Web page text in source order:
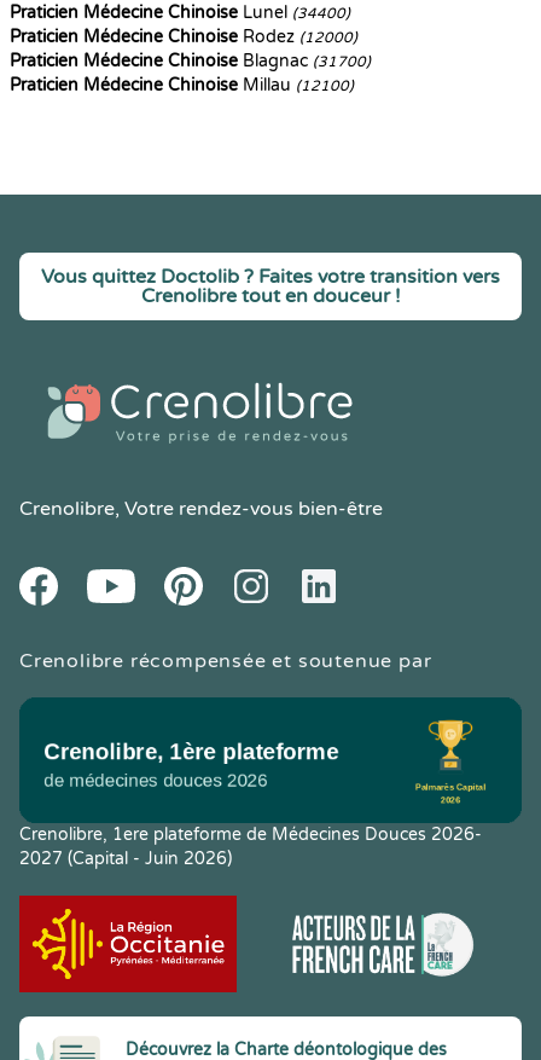
Praticien Médecine Chinoise Lunel (34400)
Praticien Médecine Chinoise Rodez (12000)
Praticien Médecine Chinoise Blagnac (31700)
Praticien Médecine Chinoise Millau (12100)
Vous quittez Doctolib ? Faites votre transition vers
Crenolibre tout en douceur !
Crenolibre, Votre rendez-vous bien-être
FacebookYoutube PinteresetInstagramLinkedIn
Crenolibre récompensée et soutenue par
Crenolibre, 1ere plateforme de Médecines Douces 2026-
2027 (Capital - Juin 2026)
Découvrez la Charte déontologique des